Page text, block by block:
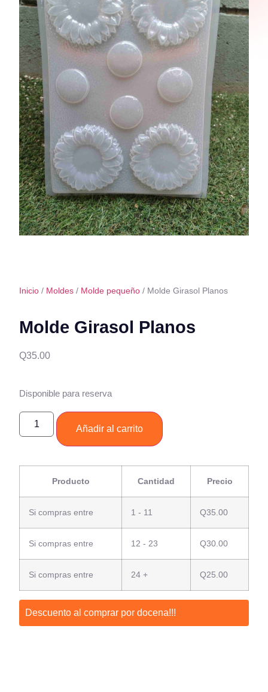
Inicio / Moldes / Molde pequeño / Molde Girasol Planos
Molde Girasol Planos
Q35.00
Disponible para reserva
Añadir al carrito
Producto Cantidad Precio
Si compras entre 1 - 11 Q35.00
Si compras entre 12 - 23 Q30.00
Si compras entre 24 + Q25.00
Descuento al comprar por docena!!!